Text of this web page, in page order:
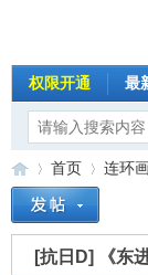
权限开通 最
»
首页
›
连环
[抗日D] 《东